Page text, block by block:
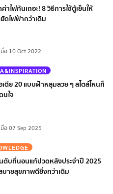
าไฟกันเถอะ! 8 วิธีการใช้ตู้เย็นให้
ดไฟฟ้ากว่าเดิม
อ 10 Oct 2022
เดีย 20 แบบฝ้าหลุมสวย ๆ สไตล์ไหนก็
นใจ
อ 07 Sep 2025
ดับที่นอนแก้ปวดหลังประจำปี 2025
ายสุขภาพดียิ่งกว่าเดิม